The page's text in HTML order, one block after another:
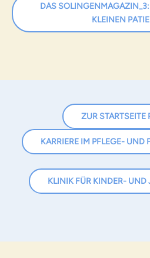
DAS
KLEINEN
ZUR STARTSEITE
KARRIERE IM PFLEGE-
KLINIK FÜR KINDER-